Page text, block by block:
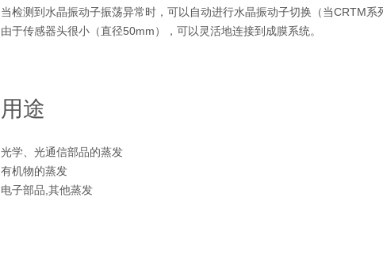
当检测到水晶振动子振荡异常时，可以自动进行水晶振动子切换（当CRTM系
由于传感器头很小（直径50mm），可以灵活地连接到成膜系统。
用途
光学、光通信部品的蒸发
有机物的蒸发
电子部品,其他蒸发